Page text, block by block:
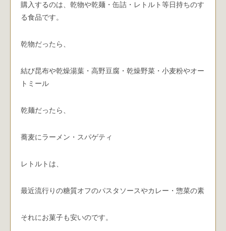
購入するのは、乾物や乾麺・缶詰・レトルト等日持ちのす
る食品です。
乾物だったら、
結び昆布や乾燥湯葉・高野豆腐・乾燥野菜・小麦粉やオー
トミール
乾麺だったら、
蕎麦にラーメン・スパゲティ
レトルトは、
最近流行りの糖質オフのパスタソースやカレー・惣菜の素
それにお菓子も安いのです。